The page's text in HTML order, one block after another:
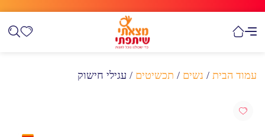
עמוד הבית / נשים / תכשיטים / עגילי חישוק